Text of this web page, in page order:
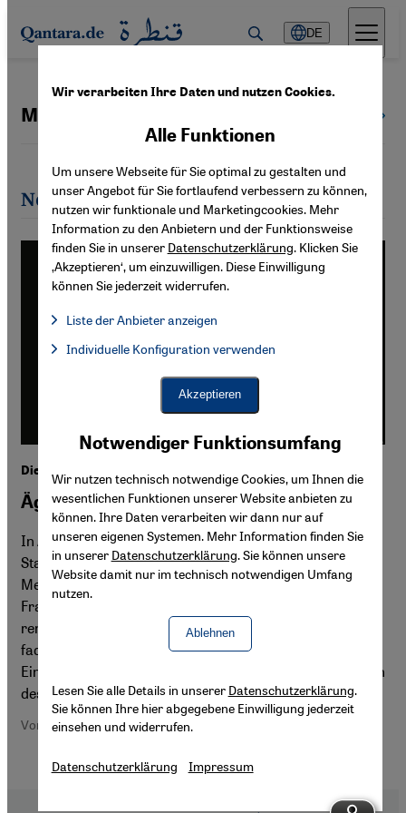
Direkt zum Inhalt springen
DE
Mozn Hassan
Neueste Artikel von Mozn Hassan
Die Frauenrechtsaktivistin Azza Soliman
Ägyptens ungeliebte Feministin
In Ägypten gelangen nicht nur Dissidenten ins Visier des
Staates, sondern zunehmend auch Vertreter von
Menschenrechtsorganisationen sowie
Frauenaktivistinnen. Ein Beispiel hierfür ist die
renommierte Feministin Azza Soliman, die jüngst unter
fadenscheiniger Begründung zeitweise inhaftiert wurde.
Ein Plädoyer von Mozn Hassan, der diesjährigen Trägerin
des Alternativen Nobelpreises
Von Mozn Hassan
Wir verarbeiten Ihre Daten und nutzen Cookies.
Notwendiger Funktionsumfang
Wir nutzen technisch notwendige Cookies, um Ihnen die
wesentlichen Funktionen unserer Website anbieten zu
können. Ihre Daten verarbeiten wir dann nur auf
unseren eigenen Systemen. Mehr Information finden Sie
in unserer Datenschutzerklärung. Sie können unsere
Website damit nur im technisch notwendigen Umfang
nutzen.
Ablehnen
Alle Funktionen
Um unsere Webseite für Sie optimal zu gestalten und
unser Angebot für Sie fortlaufend verbessern zu können,
nutzen wir funktionale und Marketingcookies. Mehr
Information zu den Anbietern und der Funktionsweise
finden Sie in unserer Datenschutzerklärung. Klicken Sie
‚Akzeptieren‘, um einzuwilligen. Diese Einwilligung
können Sie jederzeit widerrufen.
Liste der Anbieter anzeigen
Facebook Embed / Facebook Connect, Google Maps Embed,
Facebook Embed / Facebook Connect
Google Maps Embed
Individuelle Konfiguration verwenden
Akzeptieren
Lesen Sie alle Details in unserer Datenschutzerklärung.
Sie können Ihre hier abgegebene Einwilligung jederzeit
einsehen und widerrufen.
Datenschutzerklärung Impressum